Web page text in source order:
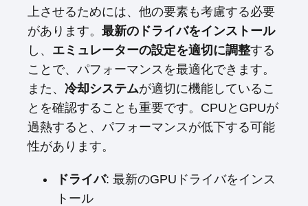
上させるためには、他の要素も考慮する必要
があります。 最新のドライバをインストール
し、 エミュレーターの設定を適切に調整する
ことで、パフォーマンスを最適化できます。
また、 冷却システムが適切に機能しているこ
とを確認することも重要です。CPUとGPUが
過熱すると、パフォーマンスが低下する可能
性があります。
ドライバ: 最新のGPUドライバをインス
トール